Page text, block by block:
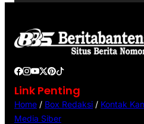
o
Link Penting
Home / Box Redaksi / Kontak
Media Siber